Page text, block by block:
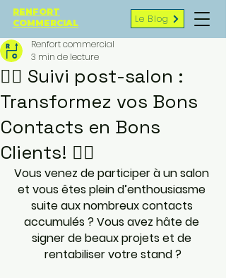
RENFORT
COMMERCIAL
Le Blog
🏋️‍♀️ Suivi post-salon :
Transformez vos Bons
Contacts en Bons
Clients! 🏋️‍♂️
Renfort commercial
3 min de lecture
Vous venez de participer à un salon
et vous êtes plein d’enthousiasme
suite aux nombreux contacts
accumulés ? Vous avez hâte de
signer de beaux projets et de
rentabiliser votre stand ?